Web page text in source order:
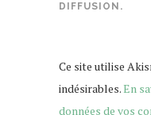
DIFFUSION.
Ce site utilise
indésirables.En
données de vos